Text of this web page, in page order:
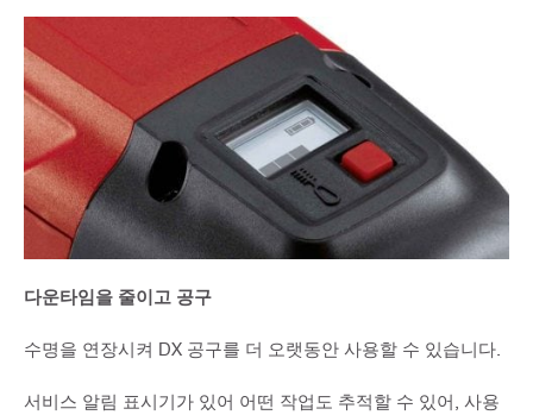
다운타임을 줄이고 공구
수명을 연장시켜 DX 공구를 더 오랫동안 사용할 수 있습니다.
서비스 알림 표시기가 있어 어떤 작업도 추적할 수 있어, 사용